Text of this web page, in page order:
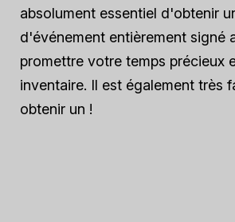
absolument essentiel d'obtenir
d'événement entièrement signé
promettre votre temps précieux
inventaire. Il est également très
obtenir un !